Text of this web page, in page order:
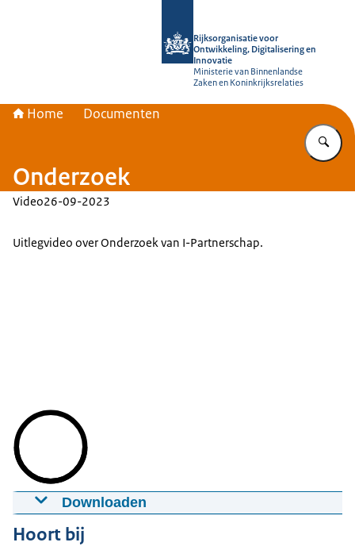
Rijksorganisatie voor
Ontwikkeling, Digitalisering en
Innovatie
Ministerie van Binnenlandse
Zaken en Koninkrijksrelaties
Home Documenten
Onderzoek
Video26-09-2023
Uitlegvideo over Onderzoek van I-Partnerschap.
Downloaden
Onderzoek
26-09-2023
Hoort bij